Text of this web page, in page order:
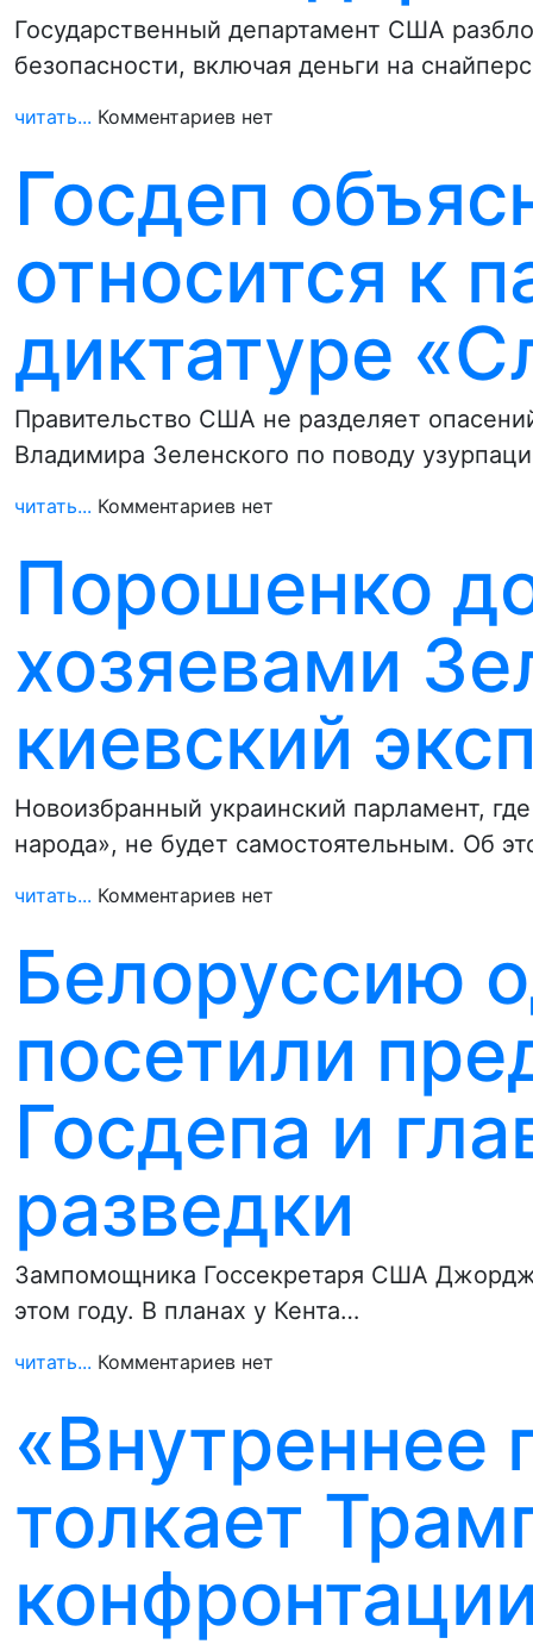
Государственный департамент США
безопасности, включая деньги на
читать... Комментариев нет
Госдеп
относится к
диктатуре
Правительство США не разделяет
Владимира Зеленского по поводу
читать... Комментариев нет
Порошенко
хозяевами
киевский
Новоизбранный украинский парламент,
народа», не будет самостоятельным. Об
читать... Комментариев нет
Белоруссию
посетили
Госдепа и
разведки
Зампомощника Госсекретаря США
этом году. В планах у Кента…
читать... Комментариев нет
«Внутреннее
толкает